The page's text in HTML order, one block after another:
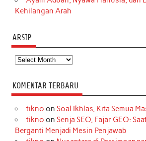
Kehilangan Arah
ARSIP
Arsip
KOMENTAR TERBARU
tikno on Soal Ikhlas, Kita Semua
tikno on Senja SEO, Fajar GEO:
Berganti Menjadi Mesin Penjawab